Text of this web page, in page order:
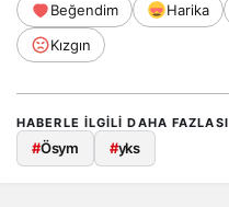
Beğendim Harika
Kızgın
HABERLE ILGILI DAHA FAZLASI
#Ösym #yks